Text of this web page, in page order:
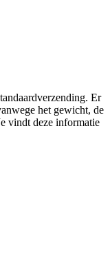
Er
het gewicht, de
vindt deze informatie